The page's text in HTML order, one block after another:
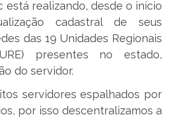
está realizando, desde o início
cadastral de seus
das 19 Unidades Regionais
presentes no estado,
do servidor.
servidores espalhados por
por isso descentralizamos a